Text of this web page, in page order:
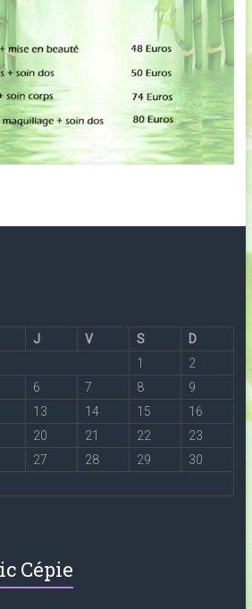
J V S
D
1
2
6 7 8
9
13 14 15
16
20 21 22
23
27 28 29
30
Cépie